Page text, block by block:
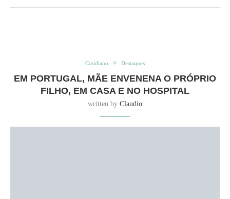
Cotidiano Destaques
EM PORTUGAL, MÃE ENVENENA O PRÓPRIO
FILHO, EM CASA E NO HOSPITAL
written by Claudio